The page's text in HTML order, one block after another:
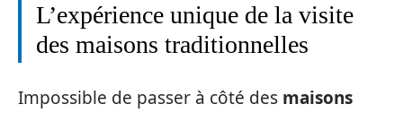
L’expérience unique de la visite
des maisons traditionnelles
Impossible de passer à côté des maisons